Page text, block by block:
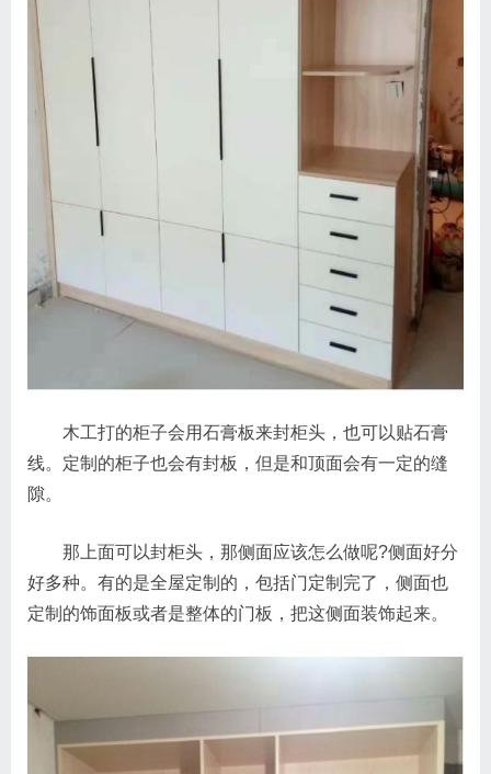
木工打的柜子会用石膏板来封柜头，也可以贴石膏
线。定制的柜子也会有封板，但是和顶面会有一定的缝
隙。
那上面可以封柜头，那侧面应该怎么做呢?侧面好分
好多种。有的是全屋定制的，包括门定制完了，侧面也
定制的饰面板或者是整体的门板，把这侧面装饰起来。